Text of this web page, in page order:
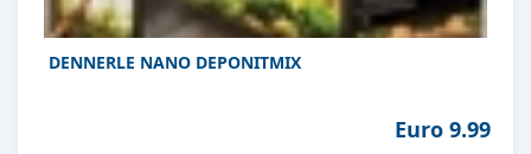
DENNERLE NANO DEPONITMIX
Euro 9.99